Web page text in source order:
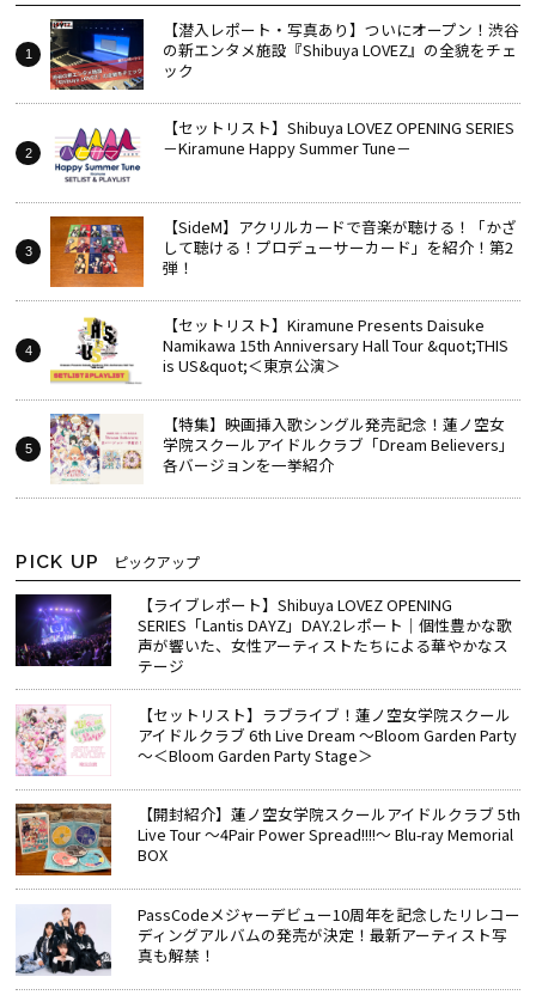
【潜入レポート・写真あり】ついにオープン！渋谷
の新エンタメ施設『Shibuya LOVEZ』の全貌をチェ
ック
【セットリスト】Shibuya LOVEZ OPENING SERIES
－Kiramune Happy Summer Tune－
【SideM】アクリルカードで音楽が聴ける！「かざ
して聴ける！プロデューサーカード」を紹介！第2
弾！
【セットリスト】Kiramune Presents Daisuke
Namikawa 15th Anniversary Hall Tour &quot;THIS
is US&quot;＜東京公演＞
【特集】映画挿入歌シングル発売記念！蓮ノ空女
学院スクールアイドルクラブ「Dream Believers」
各バージョンを一挙紹介
PICK UP ピックアップ
【ライブレポート】Shibuya LOVEZ OPENING
SERIES「Lantis DAYZ」DAY.2レポート｜個性豊かな歌
声が響いた、女性アーティストたちによる華やかなス
テージ
【セットリスト】ラブライブ！蓮ノ空女学院スクール
アイドルクラブ 6th Live Dream ～Bloom Garden Party
～＜Bloom Garden Party Stage＞
【開封紹介】蓮ノ空女学院スクールアイドルクラブ 5th
Live Tour ～4Pair Power Spread!!!!～ Blu-ray Memorial
BOX
PassCodeメジャーデビュー10周年を記念したリレコー
ディングアルバムの発売が決定！最新アーティスト写
真も解禁！